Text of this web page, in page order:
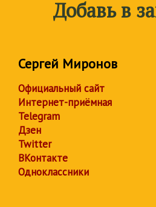
Добавь в
Сергей Миронов
Официальный сайт
Интернет-приёмная
Telegram
Дзен
Twitter
ВКонтакте
Одноклассники